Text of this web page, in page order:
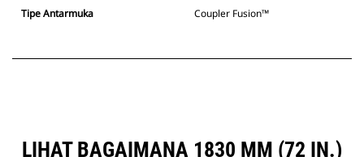
Tipe Antarmuka Coupler Fusion™
LIHAT BAGAIMANA 1830 MM (72 IN.)